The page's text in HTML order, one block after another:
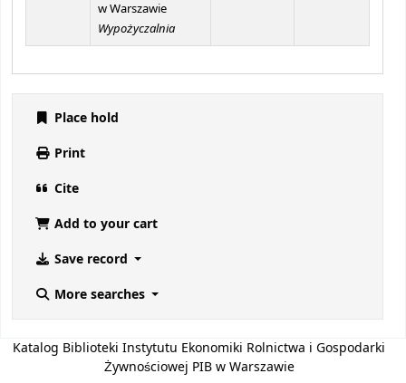
w Warszawie
Wypożyczalnia
Place hold
Print
Cite
Add to your cart
Save record
More searches
Katalog Biblioteki Instytutu Ekonomiki Rolnictwa i Gospodarki
Żywnościowej PIB w Warszawie